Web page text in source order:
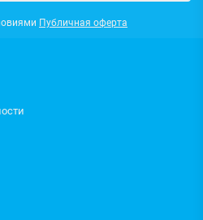
Публичная оферта